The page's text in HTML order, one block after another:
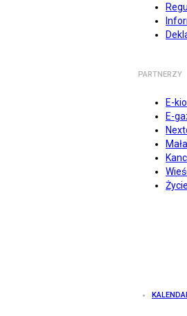
PARTNERZY
E-
E-